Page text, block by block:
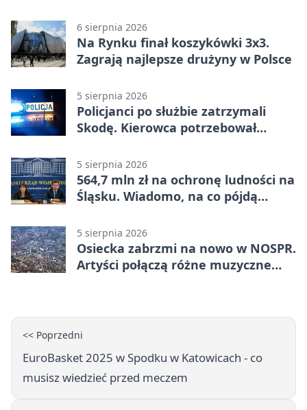
6 sierpnia 2026
Na Rynku finał koszykówki 3x3.
Zagrają najlepsze drużyny w Polsce
5 sierpnia 2026
Policjanci po służbie zatrzymali
Skodę. Kierowca potrzebował
5 sierpnia 2026
564,7 mln zł na ochronę ludności na
Śląsku. Wiadomo, na co pójdą
5 sierpnia 2026
Osiecka zabrzmi na nowo w NOSPR.
Artyści połączą różne muzyczne
<< Poprzedni
EuroBasket 2025 w Spodku w Katowicach - co
musisz wiedzieć przed meczem